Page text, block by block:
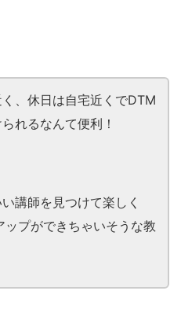
、休日は自宅近くでDTM
れるなんて便利！
講師を見つけて楽しく
ップができちゃいそうな教